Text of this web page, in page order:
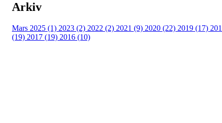
Arkiv
Mars 2025 (1) 2023 (2) 2022 (2) 2021 (9) 2020 (22) 2019 (17)
(19) 2017 (19) 2016 (10)